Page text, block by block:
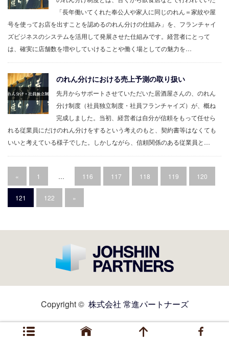
「長年働いてくれた奉公人や家人に同じのれん＝家紋や屋
号を使ってお店を出すことを認めるのれん分けの仕組み」を、フランチャイ
ズビジネスのシステムを活用して発展させた仕組みです。経営者にとって
は、確実に店舗数を増やしていけることや働く場としての魅力を…
のれん分けにおける売上予測の取り扱い
先月からサポートさせていただいた居酒屋さんの、のれん
分け制度（社員独立制度・社員フランチャイズ）が、概ね
完成しました。当初、経営者は自分が信頼をもって任せら
れる従業員にだけのれん分けをするという考えのもと、契約書等はなくても
いいと考えている様子でした。しかしながら、信頼関係のある従業員と…
« 1 … 116 117 118 119 120
121 122 »
Copyright © 株式会社 常進パートナーズ